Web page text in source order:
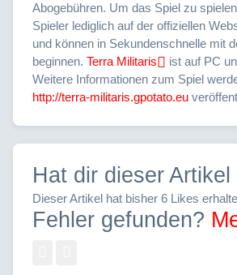
Abogebühren. Um das Spiel zu
Spieler lediglich auf der offiziellen
und können in Sekundenschnelle mit
beginnen. Terra Militaris
ist auf PC
Weitere Informationen zum Spiel
http://terra-militaris.gpotato.eu
Hat dir dieser
Dieser Artikel hat bisher 6 Likes
Fehler gefunden?